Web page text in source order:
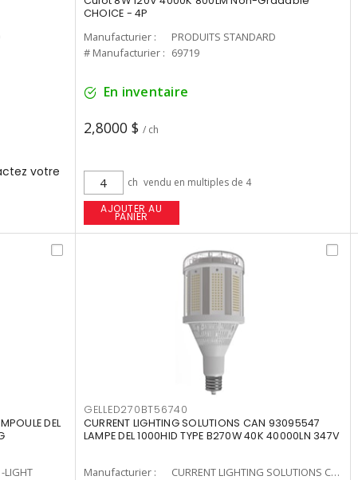
votre
CHOICE - 4P
Manufacturier :
PRODUITS STANDARD
# Manufacturier : 69719
En inventaire
2,8000 $ / ch
ch vendu en multiples de 4
AJOUTER AU
PANIER
DEL
LIGHT
GELLED270BT56740
CURRENT LIGHTING SOLUTIONS CAN 93095547
LAMPE DEL 1000HID TYPE B270W 40K 40000LN 347V
Manufacturier :
CURRENT LIGHTING SOLUTIONS CAN